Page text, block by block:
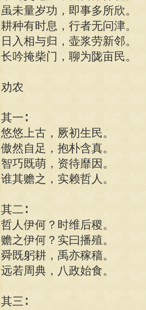
虽未量岁功，即事多所欣。
耕种有时息，行者无问津。
日入相与归，壶浆劳新邻。
长吟掩柴门，聊为陇亩民。
劝农
其一∶
悠悠上古，厥初生民。
傲然自足，抱朴含真。
智巧既萌，资待靡因。
谁其赡之，实赖哲人。
其二∶
哲人伊何？时维后稷。
赡之伊何？实曰播殖。
舜既躬耕，禹亦稼穑。
远若周典，八政始食。
其三∶